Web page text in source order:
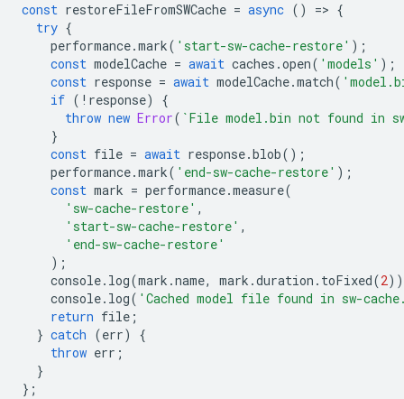
const restoreFileFromSWCache = async () => {
try {
performance.mark( 'start-sw-cache-restore' );
const modelCache = await caches .open( 'models' );
const response = await modelCache.match(
if ( ! response)
{
throw new Error( `File model.bin not found in
}
const file = await response.blob();
performance.mark( 'end-sw-cache-restore' );
const mark = performance.measure(
'sw-cache-restore' ,
'start-sw-cache-restore' ,
'end-sw-cache-restore'
);
console. log(mark .name, mark .duration . toFixed(2
console. log( 'Cached model file found in sw-
return file ;
} catch (err)
{
throw err ;
}
};